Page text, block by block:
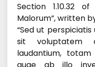
Section 1.10.32
Malorum”, written
“Sed ut
sit voluptatem
laudantium,
quae ab illo